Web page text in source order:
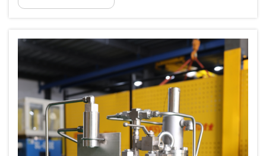
druckbeaufschlagten System getroffen
eine petrochemische Anlage oder ein
industrielles Kesselnetzwerk betreiben – die
Leistung ...